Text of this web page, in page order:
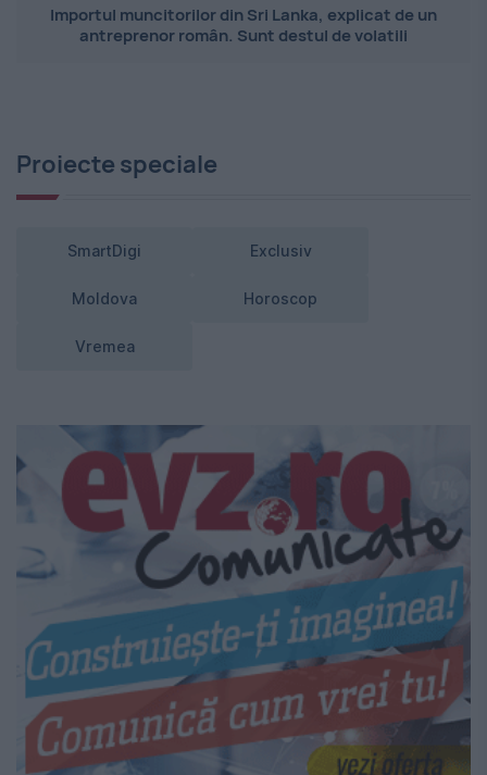
Importul muncitorilor din Sri Lanka, explicat de un
antreprenor român. Sunt destul de volatili
Proiecte speciale
SmartDigi Exclusiv
Moldova Horoscop
Vremea